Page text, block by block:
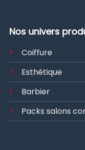
Nos univers
Coiffure
Esthétique
Barbier
Packs salons